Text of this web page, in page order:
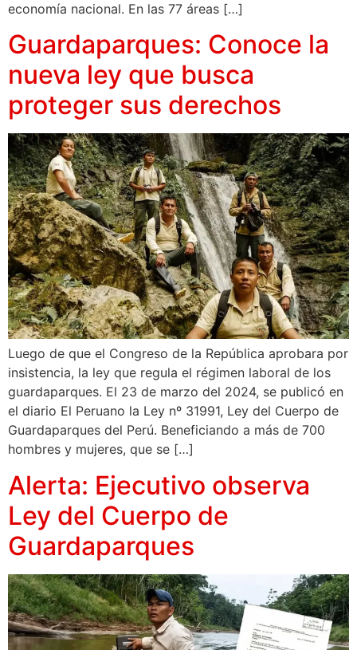
economía nacional. En las 77 áreas […]
Guardaparques: Conoce la
nueva ley que busca
proteger sus derechos
Luego de que el Congreso de la República aprobara por
insistencia, la ley que regula el régimen laboral de los
guardaparques. El 23 de marzo del 2024, se publicó en
el diario El Peruano la Ley nº 31991, Ley del Cuerpo de
Guardaparques del Perú. Beneficiando a más de 700
hombres y mujeres, que se […]
Alerta: Ejecutivo observa
Ley del Cuerpo de
Guardaparques